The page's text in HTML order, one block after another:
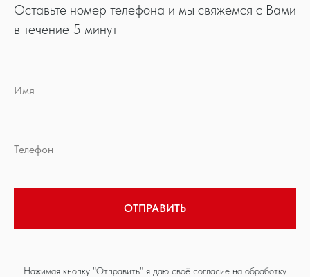
Оставьте номер телефона и мы свяжемся с Вами
в течение 5 минут
ОТПРАВИТЬ
Нажимая кнопку "Отправить" я даю своё согласие на обработку